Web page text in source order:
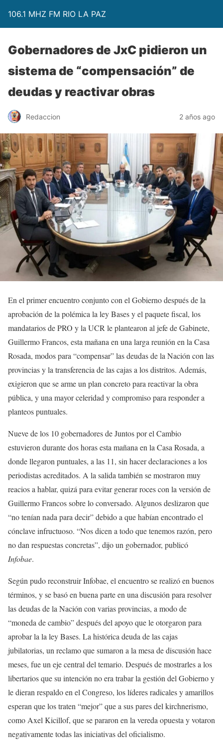
106.1 MHZ FM RIO LA PAZ
Gobernadores de JxC pidieron un
sistema de “compensación” de
deudas y reactivar obras
Redaccion 2 años ago
En el primer encuentro conjunto con el Gobierno después de la
aprobación de la polémica la ley Bases y el paquete fiscal, los
mandatarios de PRO y la UCR le plantearon al jefe de Gabinete,
Guillermo Francos, esta mañana en una larga reunión en la Casa
Rosada, modos para “compensar” las deudas de la Nación con las
provincias y la transferencia de las cajas a los distritos. Además,
exigieron que se arme un plan concreto para reactivar la obra
pública, y una mayor celeridad y compromiso para responder a
planteos puntuales.
Nueve de los 10 gobernadores de Juntos por el Cambio
estuvieron durante dos horas esta mañana en la Casa Rosada, a
donde llegaron puntuales, a las 11, sin hacer declaraciones a los
periodistas acreditados. A la salida también se mostraron muy
reacios a hablar, quizá para evitar generar roces con la versión de
Guillermo Francos sobre lo conversado. Algunos deslizaron que
“no tenían nada para decir” debido a que habían encontrado el
cónclave infructuoso. “Nos dicen a todo que tenemos razón, pero
no dan respuestas concretas”, dijo un gobernador, publicó
Infobae.
Según pudo reconstruir Infobae, el encuentro se realizó en buenos
términos, y se basó en buena parte en una discusión para resolver
las deudas de la Nación con varias provincias, a modo de
“moneda de cambio” después del apoyo que le otorgaron para
aprobar la la ley Bases. La histórica deuda de las cajas
jubilatorias, un reclamo que sumaron a la mesa de discusión hace
meses, fue un eje central del temario. Después de mostrarles a los
libertarios que su intención no era trabar la gestión del Gobierno y
le dieran respaldo en el Congreso, los líderes radicales y amarillos
esperan que los traten “mejor” que a sus pares del kirchnerismo,
como Axel Kicillof, que se pararon en la vereda opuesta y votaron
negativamente todas las iniciativas del oficialismo.